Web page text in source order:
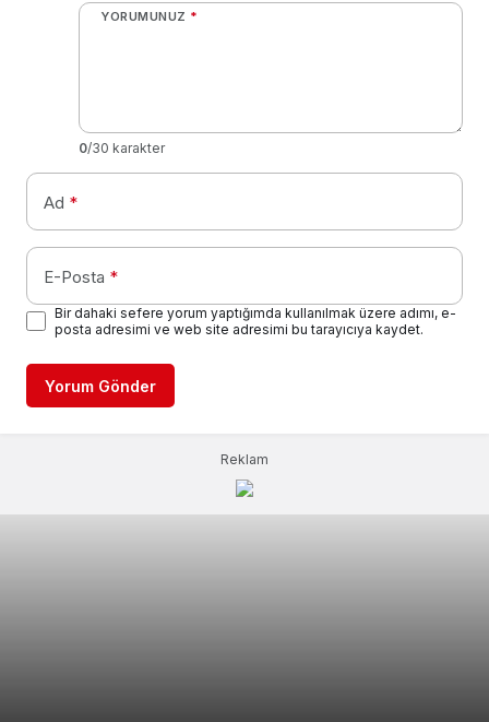
YORUMUNUZ *
0/30 karakter
Ad *
E-Posta *
Bir dahaki sefere yorum yaptığımda kullanılmak üzere adımı, e-
posta adresimi ve web site adresimi bu tarayıcıya kaydet.
Yorum Gönder
Reklam